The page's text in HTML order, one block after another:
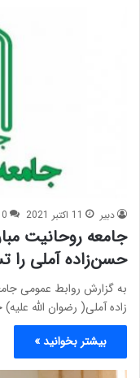
دبیر 11 اکتبر 2021 0
جامعه روحانیت
حسن‌زاده آملی
به گزارش روابط عمومی
زاده آملی( رضوان الله
بیشتر بخوانید »